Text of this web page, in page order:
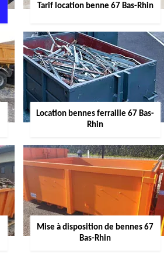
Tarif location benne 67 Bas-Rhin
Location bennes ferraille 67 Bas-
Rhin
Mise à disposition de bennes 67
Bas-Rhin